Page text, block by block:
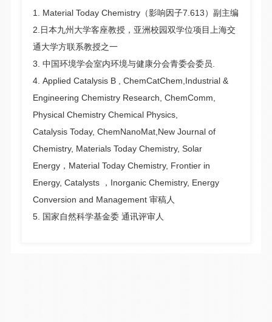
1. Material Today Chemistry（影响因子7.613）副主编
2.日本九州大学客座教授，亚洲校园双学位项目上海交
通大学方联系教授之一
3. 中国环境学会室内环境与健康分会青委会委员.
4. Applied Catalysis B , ChemCatChem,Industrial &
Engineering Chemistry Research, ChemComm,
Physical Chemistry Chemical Physics,
Catalysis Today, ChemNanoMat,New Journal of
Chemistry, Materials Today Chemistry, Solar
Energy，Material Today Chemistry, Frontier in
Energy, Catalysts ，Inorganic Chemistry, Energy
Conversion and Management 审稿人
5. 国家自然科学基金委 通讯评审人